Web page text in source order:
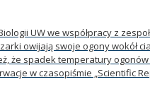
UW we współpracy z
owijają swoje ogony wokół
że spadek temperatury
w czasopiśmie „Scientific